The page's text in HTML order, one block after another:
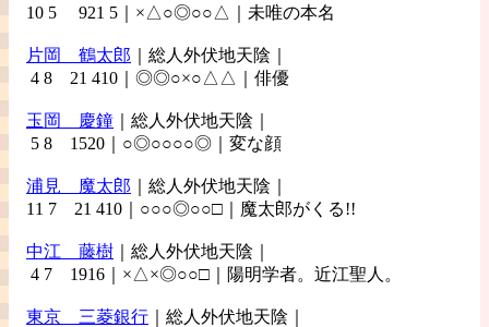
10 5 921 5｜×△○◎○○△｜未唯の本名
片岡 鶴太郎 ｜総人外伏地天陰｜
4 8 21 410｜◎◎○×○△△｜俳優
玉岡 慶鐘 ｜総人外伏地天陰｜
5 8 1520｜○◎○○○○◎｜変な顔
浦見 魔太郎 ｜総人外伏地天陰｜
11 7 21 410｜○○○◎○○□｜魔太郎がくる!!
中江 藤樹 ｜総人外伏地天陰｜
4 7 1916｜×△×◎○○□｜陽明学者。近江聖人。
東京 三菱銀行 ｜総人外伏地天陰｜